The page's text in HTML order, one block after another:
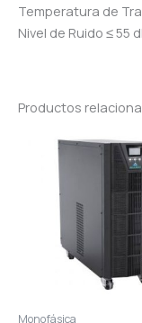
Temperatura de
Nivel de Ruido ≤ 55
Productos
Monofásica